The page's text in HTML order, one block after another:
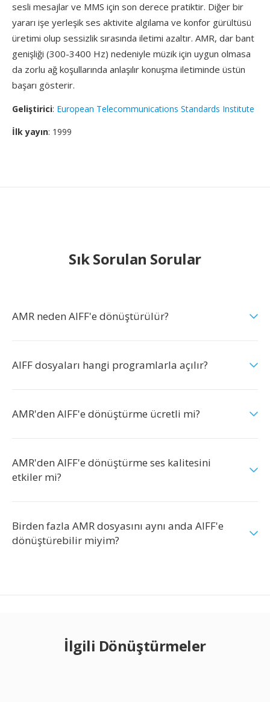
sesli mesajlar ve MMS için son derece pratiktir. Diğer bir
yararı işe yerleşik ses aktivite algılama ve konfor gürültüsü
üretimi olup sessizlik sırasında iletimi azaltır. AMR, dar bant
genişliği (300-3400 Hz) nedeniyle müzik için uygun olmasa
da zorlu ağ koşullarında anlaşılır konuşma iletiminde üstün
başarı gösterir.
Geliştirici: European Telecommunications Standards Institute
İlk yayın: 1999
Sık Sorulan Sorular
AMR neden AIFF'e dönüştürülür?
AIFF dosyaları hangi programlarla açılır?
AMR'den AIFF'e dönüştürme ücretli mi?
AMR'den AIFF'e dönüştürme ses kalitesini
etkiler mi?
Birden fazla AMR dosyasını aynı anda AIFF'e
dönüştürebilir miyim?
İlgili Dönüştürmeler